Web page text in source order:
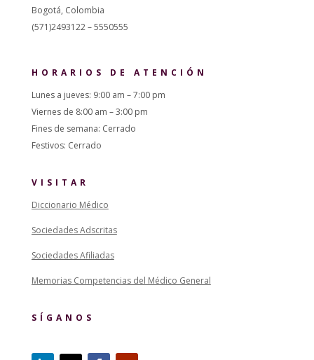
Bogotá, Colombia
(571)2493122 – 5550555
HORARIOS DE ATENCIÓN
Lunes a jueves: 9:00 am – 7:00 pm
Viernes de 8:00 am – 3:00 pm
Fines de semana: Cerrado
Festivos: Cerrado
VISITAR
Diccionario Médico
Sociedades Adscritas
Sociedades Afiliadas
Memorias Competencias del Médico General
SÍGANOS